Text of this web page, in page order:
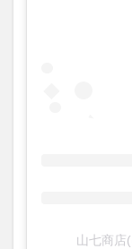
山七商店